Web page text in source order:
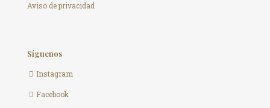
Aviso de privacidad
Síguenos
Instagram
Facebook